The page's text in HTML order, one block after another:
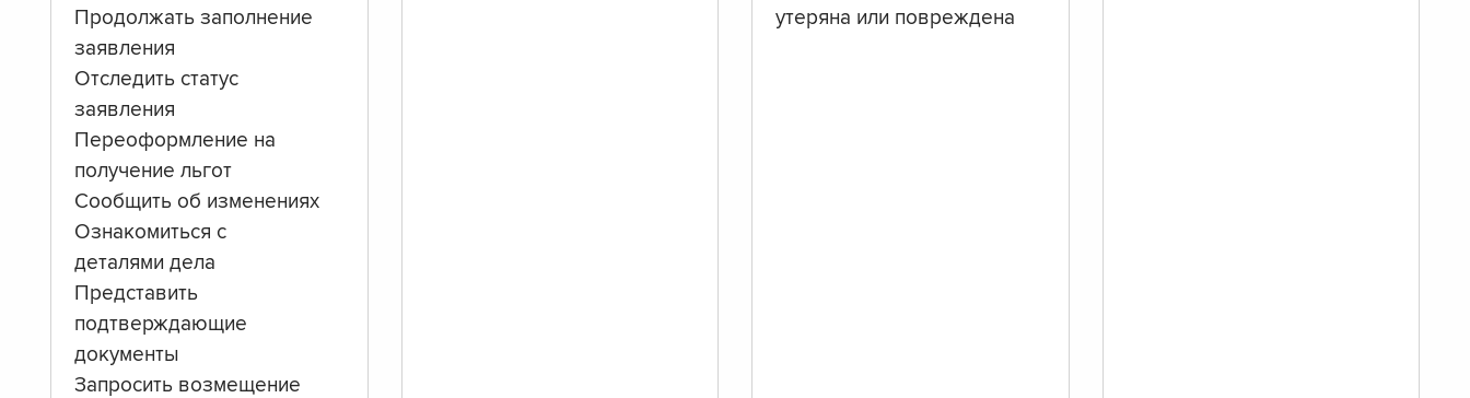
Продолжать заполнение
заявления
Отследить статус
заявления
Переоформление на
получение льгот
Сообщить об изменениях
Ознакомиться с
деталями дела
Представить
подтверждающие
документы
Запросить возмещение
утеряна или повреждена